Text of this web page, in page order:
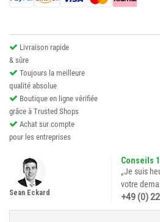
Livraison rapide
& sûre
Toujours la meilleure
qualité absolue
Boutique en ligne vérifiée
grâce à Trusted Shops
Achat sur compte
pour les entreprises
Conseils
„Je suis
votre
+49 (0)
Sean Eckard